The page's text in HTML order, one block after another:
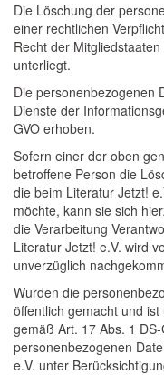
Die Löschung der
einer rechtlichen
Recht der
unterliegt.
Die personenbezogenen
Dienste der
GVO erhoben.
Sofern einer der oben
betroffene Person die
die beim Literatur Jetzt!
möchte, kann sie sich
die Verarbeitung
Literatur Jetzt! e.V. wird
unverzüglich
Wurden die
öffentlich gemacht und
gemäß Art. 17 Abs. 1
personenbezogenen
e.V. unter